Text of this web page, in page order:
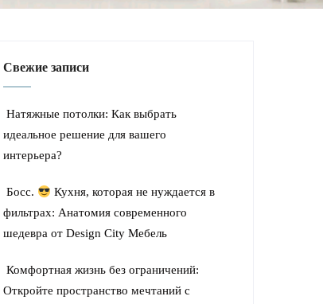
Свежие записи
Натяжные потолки: Как выбрать
идеальное решение для вашего
интерьера?
Босс.
Кухня, которая не нуждается в
фильтрах: Анатомия современного
шедевра от Design City Мебель
Комфортная жизнь без ограничений:
Откройте пространство мечтаний с